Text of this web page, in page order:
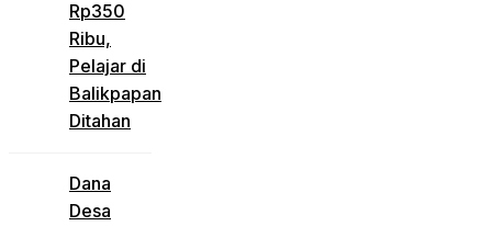
Rp350
Ribu,
Pelajar di
Balikpapan
Ditahan
Dana
Desa